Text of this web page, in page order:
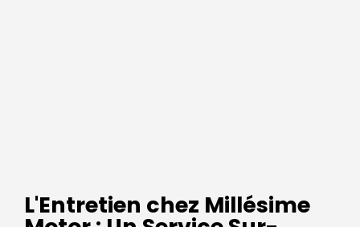
L'Entretien chez Millésime